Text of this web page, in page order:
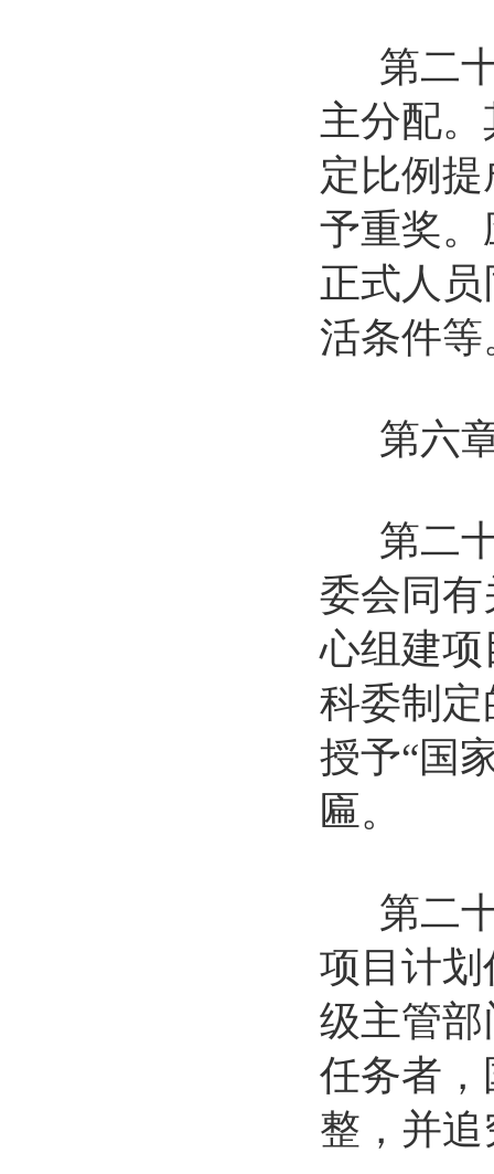
第二十
主分配
定比例
予重奖
正式人
活条件等
第六章
第二十
委会同
心组建
科委制定
授予“国
匾。
第二十
项目计
级主管
任务者
整，并